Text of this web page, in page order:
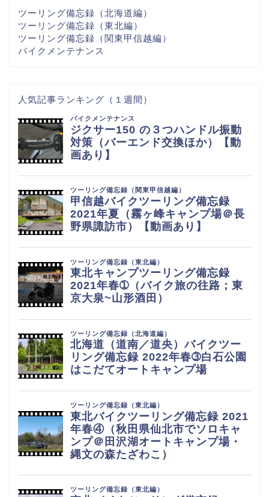
ツーリング備忘録（北海道編）
ツーリング備忘録（東北編）
ツーリング備忘録（関東甲信越編）
バイクメンテナンス
人気記事ランキング（１週間）